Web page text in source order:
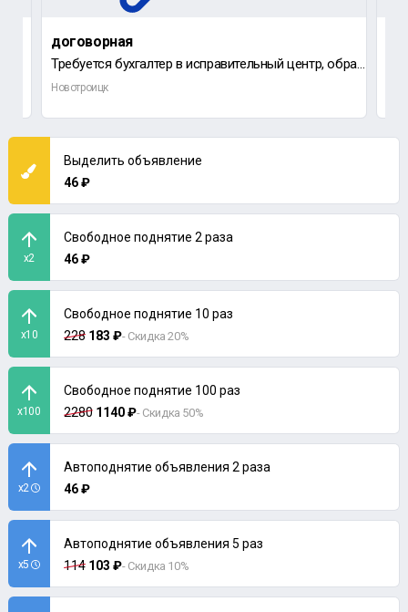
договорная
‎Требуется бухгалтер в исправительный центр, образование не ниже среднего, опыт работ не требуется.
Новотроицк
Выделить объявление
46 ₽
x2
Свободное поднятие 2 раза
46 ₽
x10
Свободное поднятие 10 раз
228 183 ₽- Скидка 20%
x100
Свободное поднятие 100 раз
2280 1140 ₽- Скидка 50%
x2
Автоподнятие объявления 2 раза
46 ₽
x5
Автоподнятие объявления 5 раз
114 103 ₽- Скидка 10%